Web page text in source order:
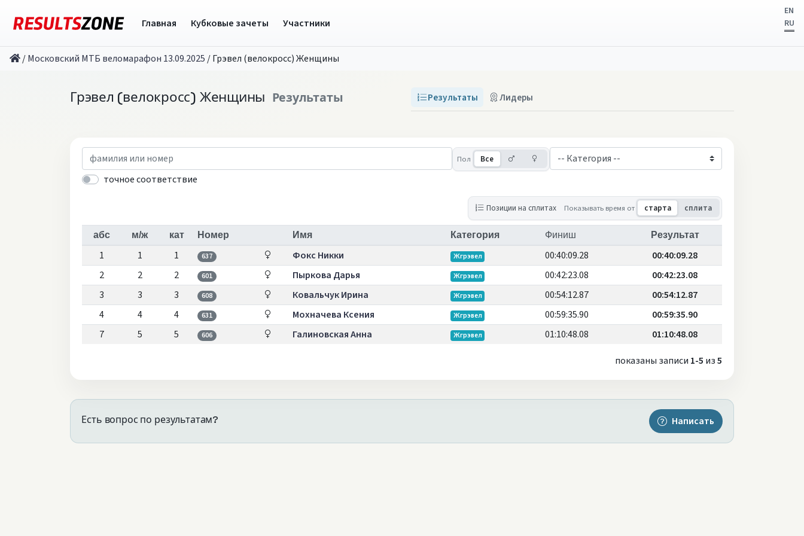
Главная Кубковые зачеты Участники
EN
RU
/Московский МТБ веломарафон 13.09.2025 /Грэвел (велокросс) Женщины
Грэвел (велокросс) Женщины Результаты Результаты Лидеры
точное соответствие
Пол Все МужчиныЖенщины
Позиции на сплитах Показывать время от старта сплита
абс м/ж кат Номер Имя Категория Финиш Результат
1 1 1 637 Фокс Никки Жгрэвел 00:40:09.28
00:40:09.28
2
2 2 601 Пыркова Дарья Жгрэвел 00:42:23.08
00:42:23.08
3
3 3 608 Ковальчук Ирина Жгрэвел 00:54:12.87
00:54:12.87
4
4 4 631 Мохначева Ксения Жгрэвел 00:59:35.90
00:59:35.90
7
5 5 606 Галиновская Анна Жгрэвел 01:10:48.08
01:10:48.08
показаны записи 1-5 из5
Есть вопрос по результатам? Написать